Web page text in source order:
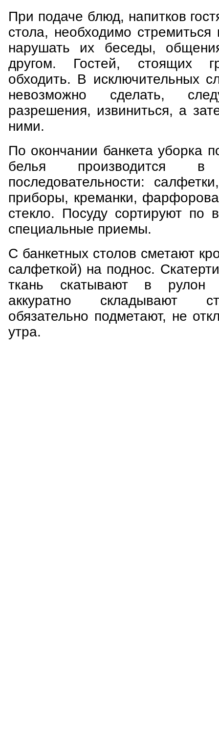
При подаче блюд, напитков
стола, необходимо
нарушать их беседы,
другом. Гостей, стоящих
обходить. В исключительных
невозможно сделать,
разрешения, извиниться, а
ними.
По окончании банкета уборка
белья производится в
последовательности:
приборы, креманки,
стекло. Посуду сортируют по
специальные приемы.
С банкетных столов сметают
салфеткой) на поднос.
ткань скатывают в
аккуратно складывают
обязательно подметают, не
утра.